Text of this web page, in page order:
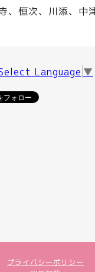
、恒次、川添、中
Language ▼
プライバシーポリシー